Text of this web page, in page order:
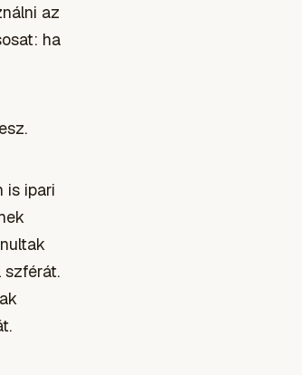
az
ha
is ipari
szférát.